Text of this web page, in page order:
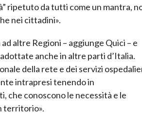
ripetuto da tutti come un mantra,
nei cittadini».
ad altre Regioni – aggiunge Quici – e
anche in altre parti d’Italia.
della rete e dei servizi
intrapresi tenendo in
che conoscono le necessità e le
territorio».